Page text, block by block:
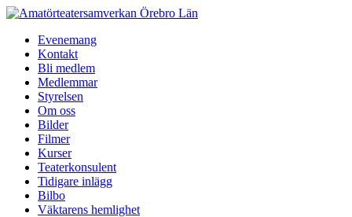
Hoppa
innehållEvenemang
Kontakt
Bli medlem
Medlemmar
Styrelsen
Om oss
Bilder
Filmer
Kurser
Teaterkonsulent
Tidigare inlägg
Bilbo
Väktarens hemlighet